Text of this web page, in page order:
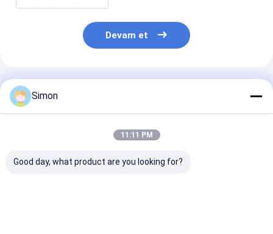
Devam et
Önerilen Ürünler
Simon
11:11 PM
Good day, what product are you looking for?